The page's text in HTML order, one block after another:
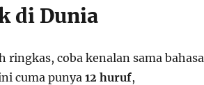
di Dunia
ringkas, coba kenalan sama bahasa
cuma punya 12 huruf,